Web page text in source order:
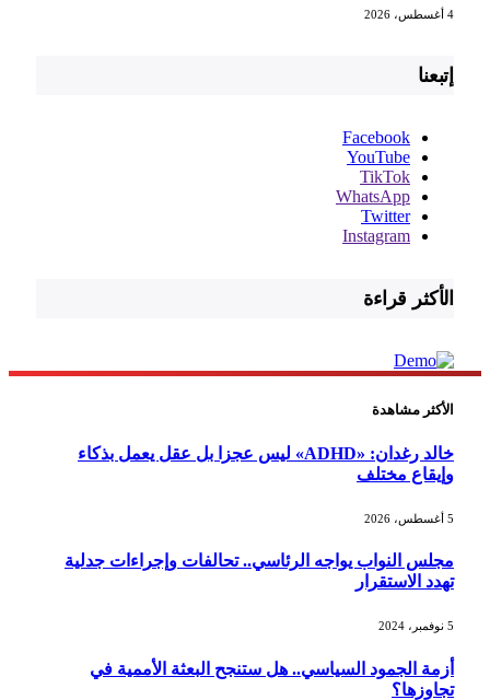
إتبعنا
Facebook
YouTube
TikTok
WhatsApp
Twitter
Instagram
الأكثر قراءة
الأكثر مشاهدة
خالد رغدان: «ADHD» ليس عجزا بل عقل يعمل بذكاء
وإيقاع مختلف
مجلس النواب يواجه الرئاسي.. تحالفات وإجراءات جدلية
تهدد الاستقرار
أزمة الجمود السياسي.. هل ستنجح البعثة الأممية في
تجاوزها؟